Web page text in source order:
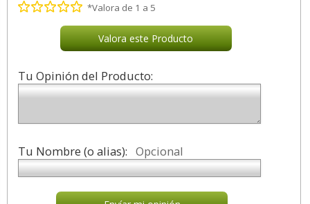
*Valora de 1 a 5
Valora este Producto
Tu Opinión del Producto:
Tu Nombre (o alias): Opcional